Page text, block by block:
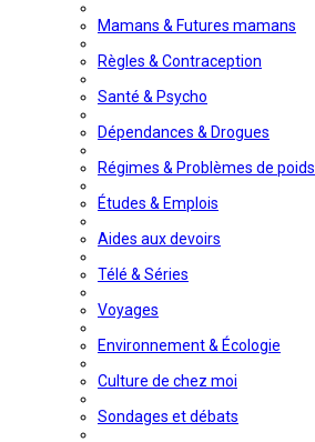
Mamans & Futures mamans
Règles & Contraception
Santé & Psycho
Dépendances & Drogues
Régimes & Problèmes de poids
Études & Emplois
Aides aux devoirs
Télé & Séries
Voyages
Environnement & Écologie
Culture de chez moi
Sondages et débats